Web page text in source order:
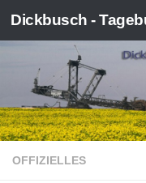
Zum Inhalt springen
OFFIZIELLES